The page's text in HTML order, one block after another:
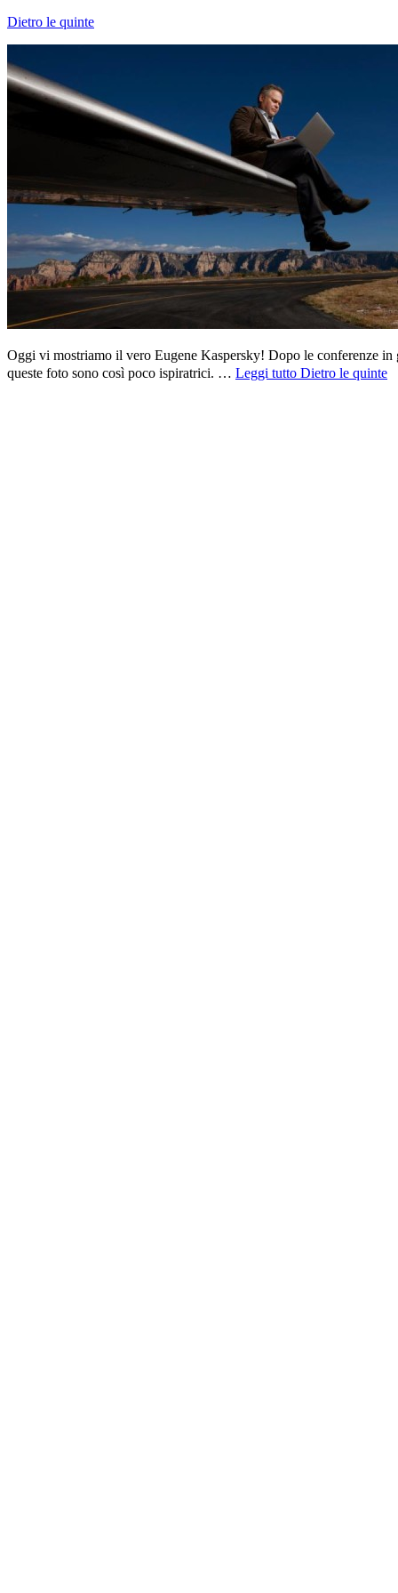
Dietro le quinte
Oggi vi mostriamo il vero Eugene Kaspersky! Dopo le conferenze
queste foto sono così poco ispiratrici. … Leggi tutto Dietro le quinte